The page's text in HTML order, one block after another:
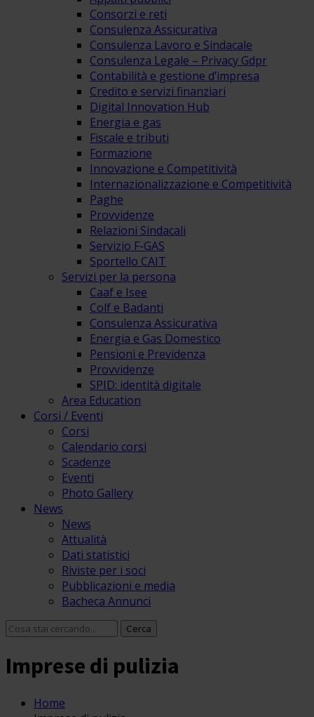
Consorzi e reti
Consulenza Assicurativa
Consulenza Lavoro e Sindacale
Consulenza Legale – Privacy Gdpr
Contabilità e gestione d’impresa
Credito e servizi finanziari
Digital Innovation Hub
Energia e gas
Fiscale e tributi
Formazione
Innovazione e Competitività
Internazionalizzazione e Competitività
Paghe
Provvidenze
Relazioni Sindacali
Servizio F-GAS
Sportello CAIT
Servizi per la persona
Caaf e Isee
Colf e Badanti
Consulenza Assicurativa
Energia e Gas Domestico
Pensioni e Previdenza
Provvidenze
SPID: identità digitale
Area Education
Corsi / Eventi
Corsi
Calendario corsi
Scadenze
Eventi
Photo Gallery
News
News
Attualità
Dati statistici
Riviste per i soci
Pubblicazioni e media
Bacheca Annunci
Imprese di pulizia
Home